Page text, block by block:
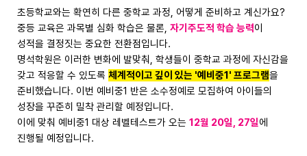
초등학교와는 확연히 다른 중학교 과정, 어떻게 준비하고 계신가요?
중등 교육은 과목별 심화 학습은 물론, 자기주도적 학습 능력이
성적을 결정짓는 중요한 전환점입니다.
명석학원은 이러한 변화에 발맞춰, 학생들이 중학교 과정에 자신감을
갖고 적응할 수 있도록 체계적이고 깊이 있는 '예비중1' 프로그램을
준비했습니다. 이번 예비중1 반은 소수정예로 모집하여 아이들의
성장을 꾸준히 밀착 관리할 예정입니다.
이에 맞춰 예비중1 대상 레벨테스트가 오는 12월 20일, 27일에
진행될 예정입니다.